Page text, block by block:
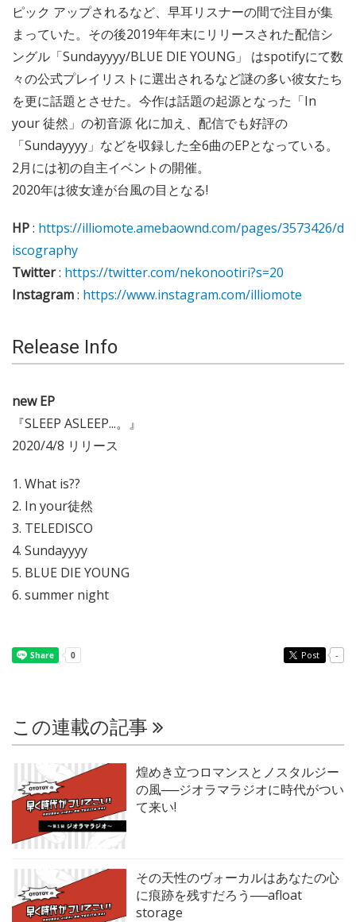
ピック アップされるなど、早耳リスナーの間で注目が集
まっていた。その後2019年年末にリリースされた配信シ
ングル「Sundayyyy/BLUE DIE YOUNG」 はspotifyにて数
々の公式プレイリストに選出されるなど謎の多い彼女たち
を更に話題とさせた。今作は話題の起源となった「In
your 徒然」の初音源 化に加え、配信でも好評の
「Sundayyyy」などを収録した全6曲のEPとなっている。
2月には初の自主イベントの開催。
2020年は彼女達が台風の目となる!
HP: https://illiomote.amebaownd.com/pages/3573426/d
iscography
Twitter: https://twitter.com/nekonootiri?s=20
Instagram: https://www.instagram.com/illiomote
Release Info
new EP
『SLEEP ASLEEP...。』
2020/4/8 リリース
1. What is??
2. In your徒然
3. TELEDISCO
4. Sundayyyy
5. BLUE DIE YOUNG
6. summer night
Post -
この連載の記事
煌めき立つロマンスとノスタルジー
の風──ジオラマラジオに時代がつい
て来い!
その天性のヴォーカルはあなたの心
に痕跡を残すだろう──afloat
storage